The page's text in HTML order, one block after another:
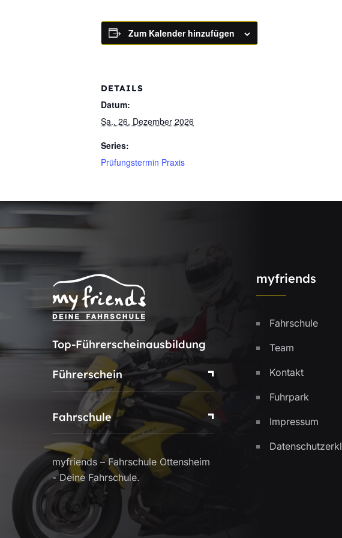
Zum Kalender hinzufügen
DETAILS
Datum:
Sa., 26. Dezember 2026
Series:
Prüfungstermin Praxis
Top-Führerscheinausbildung
Führerschein
Fahrschule
myfriends – Fahrschule Ottensheim
- Deine Fahrschule.
myfriends
Fahrschule
Team
Kontakt
Fuhrpark
Impressum